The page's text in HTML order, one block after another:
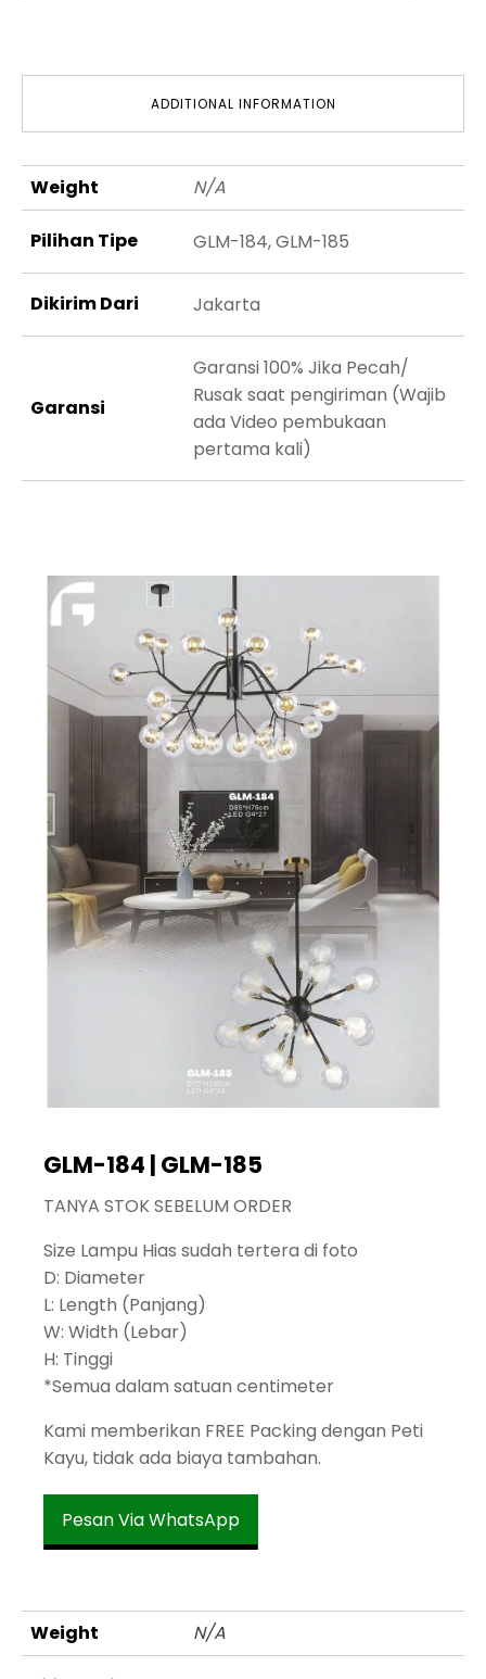
ADDITIONAL INFORMATION
Weight N/A
Pilihan Tipe GLM-184, GLM-185
Dikirim Dari Jakarta
Garansi
Garansi 100% Jika Pecah/
Rusak saat pengiriman (Wajib
ada Video pembukaan
pertama kali)
GLM-184 | GLM-185
TANYA STOK SEBELUM ORDER
Size Lampu Hias sudah tertera di foto
D: Diameter
L: Length (Panjang)
W: Width (Lebar)
H: Tinggi
*Semua dalam satuan centimeter
Kami memberikan FREE Packing dengan Peti
Kayu, tidak ada biaya tambahan.
Pesan Via WhatsApp
Weight N/A